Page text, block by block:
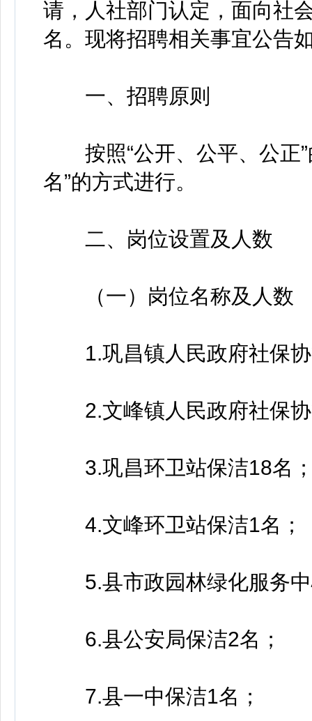
请，人社部门认定，面向社
名。现将招聘相关事宜公告
一、招聘原则
按照“公开、公平、公正”
名”的方式进行。
二、岗位设置及人数
（一）岗位名称及人数
1.巩昌镇人民政府社保协
2.文峰镇人民政府社保协
3.巩昌环卫站保洁18名
4.文峰环卫站保洁1名；
5.县市政园林绿化服务中
6.县公安局保洁2名；
7.县一中保洁1名；